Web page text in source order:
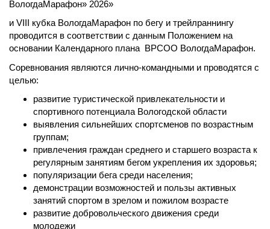
ВологдаМарафон» 2026»
и VIII кубка ВологдаМарафон по бегу и трейлраннингу
проводится в соответствии с данным Положением на
основании Календарного плана ВРСОО ВологдаМарафон.
Соревнования являются лично-командными и проводятся с
целью:
развитие туристической привлекательности и
спортивного потенциала Вологодской области
выявления сильнейших спортсменов по возрастным
группам;
привлечения граждан среднего и старшего возраста к
регулярным занятиям бегом укрепления их здоровья;
популяризации бега среди населения;
демонстрации возможностей и пользы активных
занятий спортом в зрелом и пожилом возрасте
развитие добровольческого движения среди
молодежи